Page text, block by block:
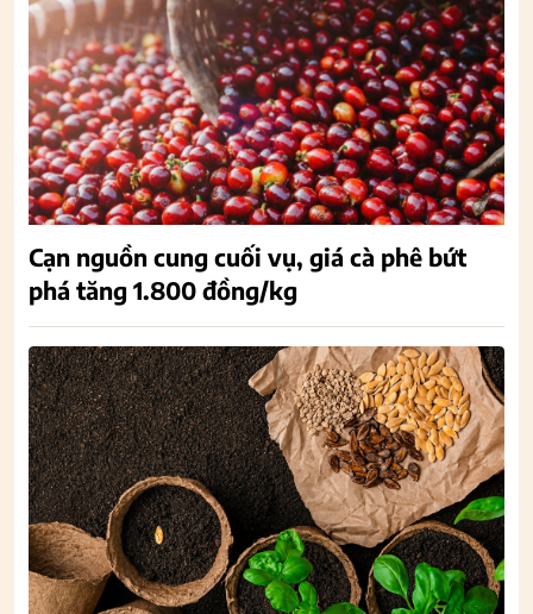
Cạn nguồn cung cuối vụ, giá cà phê bứt
phá tăng 1.800 đồng/kg